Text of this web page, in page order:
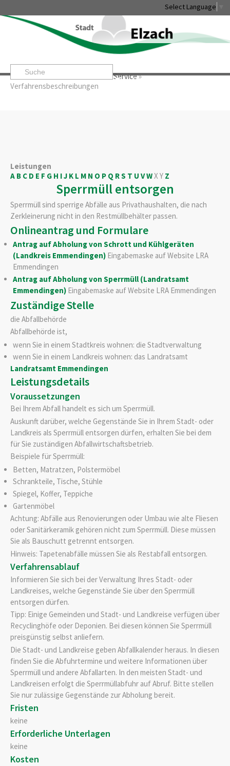
Select Language
Startseite» »Service»
Verfahrensbeschreibungen
Leben & Erleben Rathaus & Service
Leistungen
A B C D E F G H IJ K L M N O P Q RS T U VWXY Z
Sperrmüll entsorgen
Sperrmüll sind sperrige Abfälle aus Privathaushalten, die nach
Zerkleinerung nicht in den Restmüllbehälter passen.
Onlineantrag und Formulare
Antrag auf Abholung von Schrott und Kühlgeräten
(Landkreis Emmendingen) Eingabemaske auf Website LRA
Emmendingen
Antrag auf Abholung von Sperrmüll (Landratsamt
Emmendingen) Eingabemaske auf Website LRA Emmendingen
Zuständige Stelle
die Abfallbehörde
Abfallbehörde ist,
wenn Sie in einem Stadtkreis wohnen: die Stadtverwaltung
wenn Sie in einem Landkreis wohnen: das Landratsamt
Landratsamt Emmendingen
Leistungsdetails
Voraussetzungen
Bei Ihrem Abfall handelt es sich um Sperrmüll.
Auskunft darüber, welche Gegenstände Sie in Ihrem Stadt- oder
Landkreis als Sperrmüll entsorgen dürfen, erhalten Sie bei dem
für Sie zuständigen Abfallwirtschaftsbetrieb.
Beispiele für Sperrmüll:
Betten, Matratzen, Polstermöbel
Schrankteile, Tische, Stühle
Spiegel, Koffer, Teppiche
Gartenmöbel
Achtung: Abfälle aus Renovierungen oder Umbau wie alte Fliesen
oder Sanitärkeramik gehören nicht zum Sperrmüll. Diese müssen
Sie als Bauschutt getrennt entsorgen.
Hinweis: Tapetenabfälle müssen Sie als Restabfall entsorgen.
Verfahrensablauf
Informieren Sie sich bei der Verwaltung Ihres Stadt- oder
Landkreises, welche Gegenstände Sie über den Sperrmüll
entsorgen dürfen.
Tipp: Einige Gemeinden und Stadt- und Landkreise verfügen über
Recyclinghöfe oder Deponien. Bei diesen können Sie Sperrmüll
preisgünstig selbst anliefern.
Die Stadt- und Landkreise geben Abfallkalender heraus. In diesen
finden Sie die Abfuhrtermine und weitere Informationen über
Sperrmüll und andere Abfallarten. In den meisten Stadt- und
Landkreisen erfolgt die Sperrmüllabfuhr auf Abruf. Bitte stellen
Sie nur zulässige Gegenstände zur Abholung bereit.
Fristen
keine
Erforderliche Unterlagen
keine
Kosten